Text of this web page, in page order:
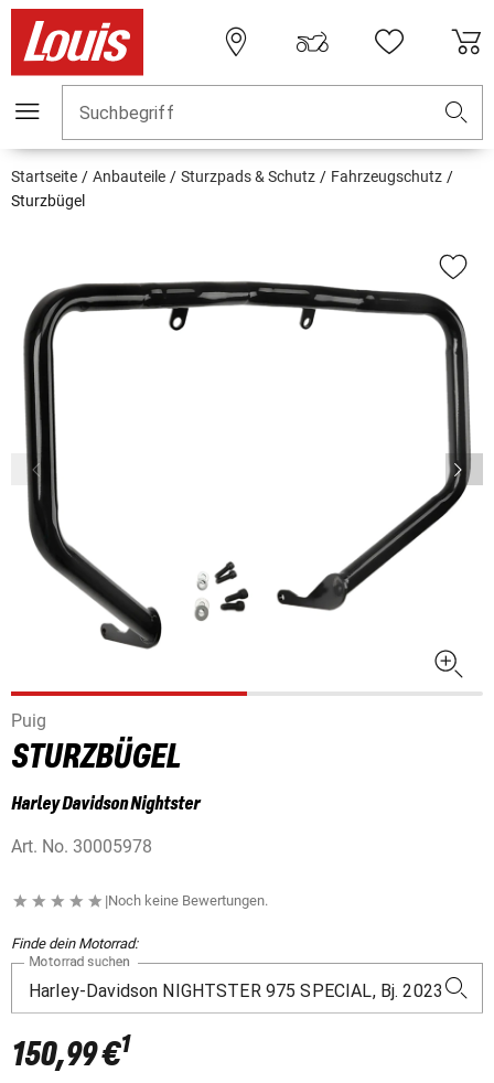
Suchbegriff
Startseite Anbauteile Sturzpads & Schutz
Fahrzeugschutz
Sturzbügel
Puig
STURZBÜGEL
Harley Davidson Nightster
Art. No. 30005978
|Noch keine Bewertungen.
Finde dein Motorrad:
Motorrad suchen
150,99 €1